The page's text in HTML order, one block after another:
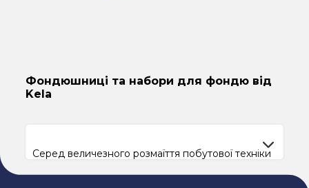
Фондюшниці та набори для фондю від
Kela
Серед величезного розмаїття побутової техніки